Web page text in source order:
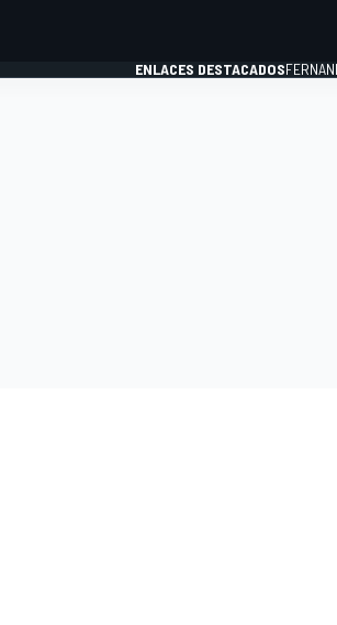
ENLACES DESTACADOS